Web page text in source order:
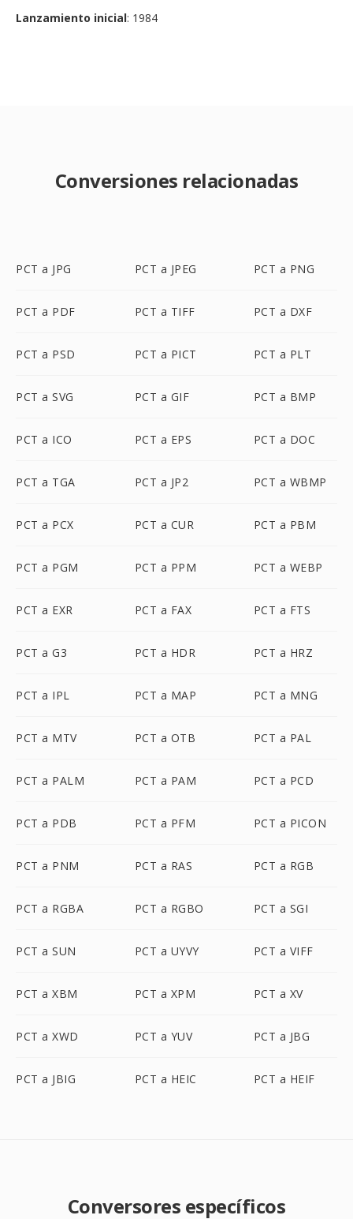
Lanzamiento inicial: 1984
Conversiones relacionadas
PCT a JPG PCT a JPEG PCT a PNG
PCT a PDF PCT a TIFF PCT a DXF
PCT a PSD PCT a PICT PCT a PLT
PCT a SVG PCT a GIF PCT a BMP
PCT a ICO PCT a EPS PCT a DOC
PCT a TGA PCT a JP2 PCT a WBMP
PCT a PCX PCT a CUR PCT a PBM
PCT a PGM PCT a PPM PCT a WEBP
PCT a EXR PCT a FAX PCT a FTS
PCT a G3 PCT a HDR PCT a HRZ
PCT a IPL PCT a MAP PCT a MNG
PCT a MTV PCT a OTB PCT a PAL
PCT a PALM PCT a PAM PCT a PCD
PCT a PDB PCT a PFM PCT a PICON
PCT a PNM PCT a RAS PCT a RGB
PCT a RGBA PCT a RGBO PCT a SGI
PCT a SUN PCT a UYVY PCT a VIFF
PCT a XBM PCT a XPM PCT a XV
PCT a XWD PCT a YUV PCT a JBG
PCT a JBIG PCT a HEIC PCT a HEIF
Conversores específicos